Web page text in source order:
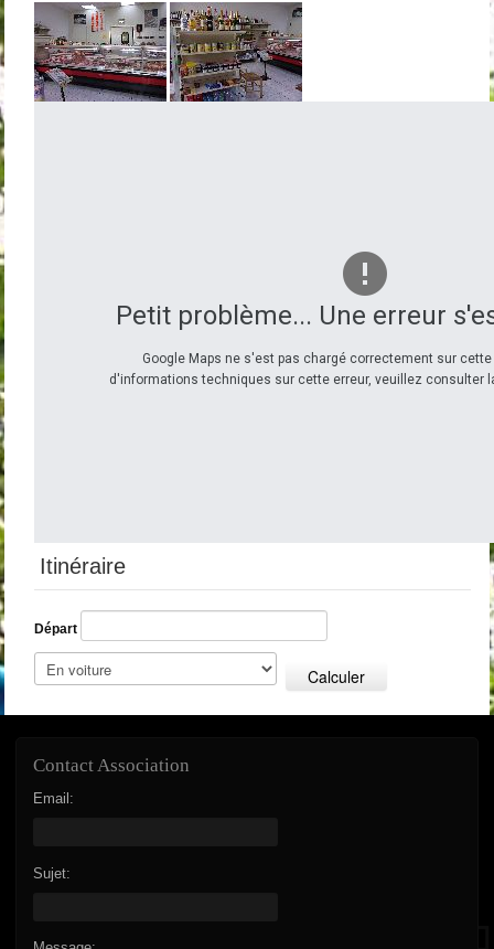
Petit problème... Une erreur
Google Maps ne s'est pas chargé correctement sur cette
d'informations techniques sur cette erreur, veuillez consulter
Itinéraire
Départ
Calculer
Contact Association
Email:
Sujet: